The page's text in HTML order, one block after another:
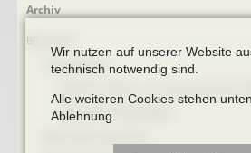
Navigation
Archiv
Bibliothek
Online Bücher
BECKUMER STADTDINGE
Wir nutzen auf unserer Website
technisch notwendig sind.
Alle weiteren Cookies stehen
Ablehnung.